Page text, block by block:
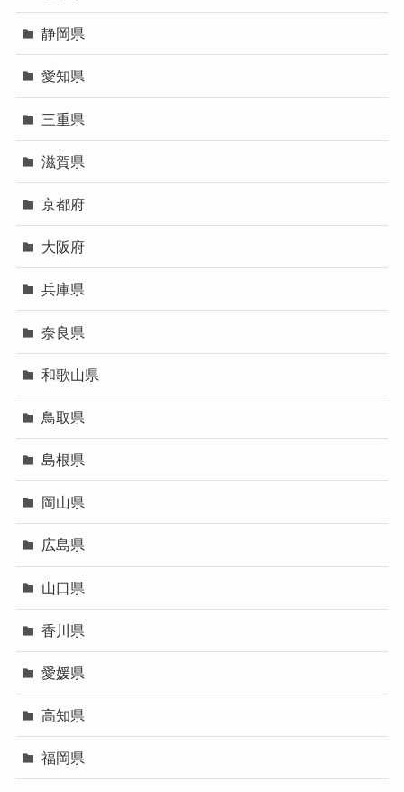
静岡県
愛知県
三重県
滋賀県
京都府
大阪府
兵庫県
奈良県
和歌山県
鳥取県
島根県
岡山県
広島県
山口県
香川県
愛媛県
高知県
福岡県